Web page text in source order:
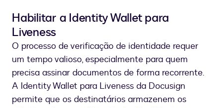
Habilitar a Identity Wallet para
Liveness
O processo de verificação de identidade requer
um tempo valioso, especialmente para quem
precisa assinar documentos de forma recorrente.
A Identity Wallet para Liveness da Docusign
permite que os destinatários armazenem os